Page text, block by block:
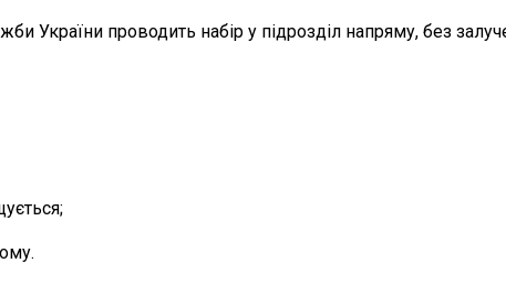
України проводить набір у підрозділ напряму, без